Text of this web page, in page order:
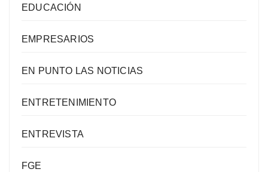
EDUCACIÓN
EMPRESARIOS
EN PUNTO LAS NOTICIAS
ENTRETENIMIENTO
ENTREVISTA
FGE